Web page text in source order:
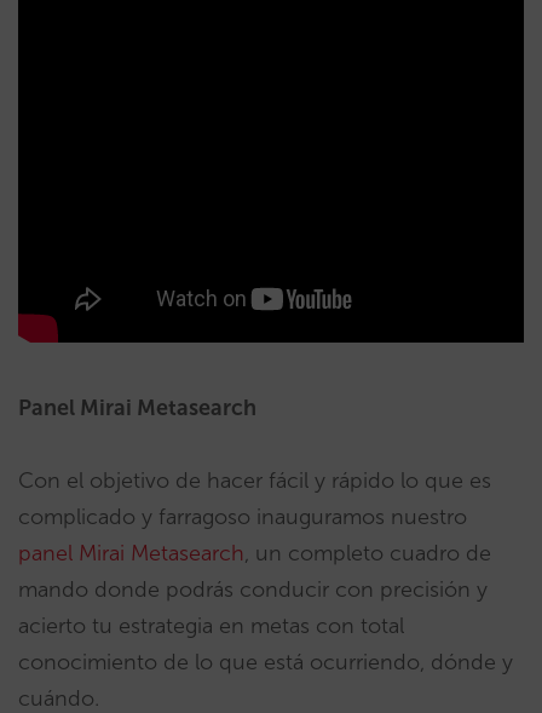
Panel Mirai Metasearch
Con el objetivo de hacer fácil y rápido lo que es
complicado y farragoso inauguramos nuestro
panel Mirai Metasearch, un completo cuadro de
mando donde podrás conducir con precisión y
acierto tu estrategia en metas con total
conocimiento de lo que está ocurriendo, dónde y
cuándo.